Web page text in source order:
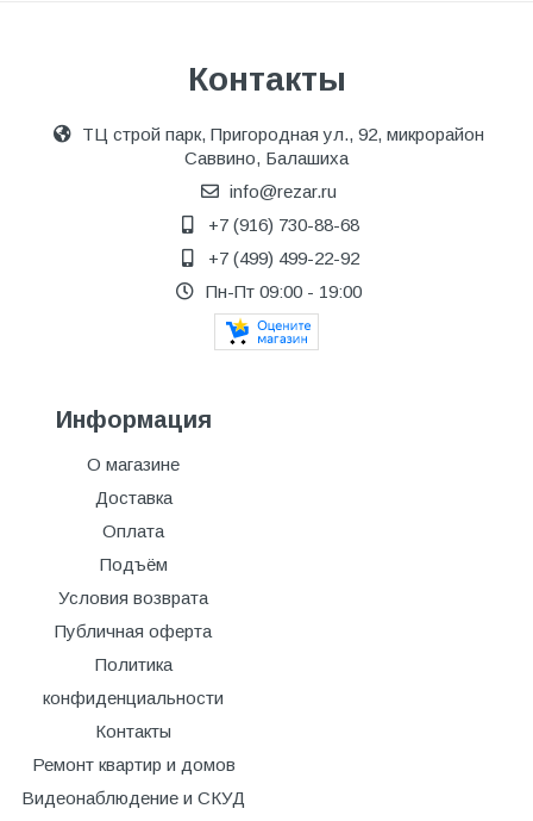
Контакты
ТЦ строй парк, Пригородная ул., 92, микрорайон
Саввино, Балашиха
info@rezar.ru
+7 (916) 730-88-68
+7 (499) 499-22-92
Пн-Пт 09:00 - 19:00
Информация
О магазине
Доставка
Оплата
Подъём
Условия возврата
Публичная оферта
Политика
конфиденциальности
Контакты
Ремонт квартир и домов
Видеонаблюдение и СКУД